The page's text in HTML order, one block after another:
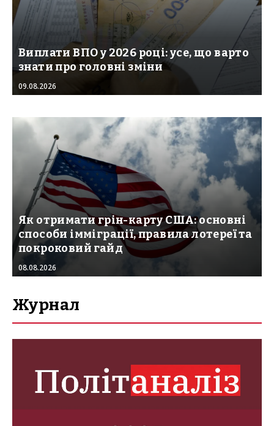
Виплати ВПО у 2026 році: усе, що варто
знати про головні зміни
09.08.2026
Як отримати грін-карту США: основні
способи імміграції, правила лотереї та
покроковий гайд
08.08.2026
Журнал